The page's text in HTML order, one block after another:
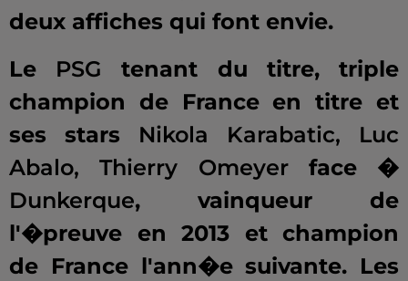
deux affiches qui font envie.
Le PSG tenant du titre, triple
champion de France en titre et
ses stars Nikola Karabatic, Luc
Abalo, Thierry Omeyerface �
Dunkerque, vainqueur de
l'�preuve en 2013 et champion
de France l'ann�e suivante. Les